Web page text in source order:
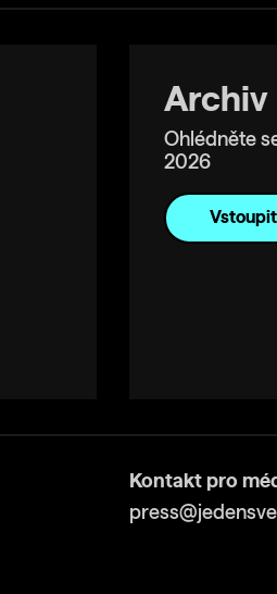
Archiv
Ohlédněte
2026
Kontakt pro